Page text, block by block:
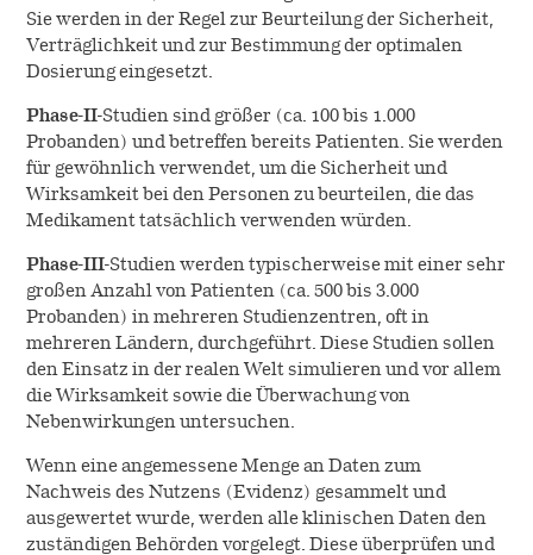
Sie werden in der Regel zur Beurteilung der Sicherheit,
Verträglichkeit und zur Bestimmung der optimalen
Dosierung eingesetzt.
Phase-II-Studien sind größer (ca. 100 bis 1.000
Probanden) und betreffen bereits Patienten. Sie werden
für gewöhnlich verwendet, um die Sicherheit und
Wirksamkeit bei den Personen zu beurteilen, die das
Medikament tatsächlich verwenden würden.
Phase-III-Studien werden typischerweise mit einer sehr
großen Anzahl von Patienten (ca. 500 bis 3.000
Probanden) in mehreren Studienzentren, oft in
mehreren Ländern, durchgeführt. Diese Studien sollen
den Einsatz in der realen Welt simulieren und vor allem
die Wirksamkeit sowie die Überwachung von
Nebenwirkungen untersuchen.
Wenn eine angemessene Menge an Daten zum
Nachweis des Nutzens (Evidenz) gesammelt und
ausgewertet wurde, werden alle klinischen Daten den
zuständigen Behörden vorgelegt. Diese überprüfen und